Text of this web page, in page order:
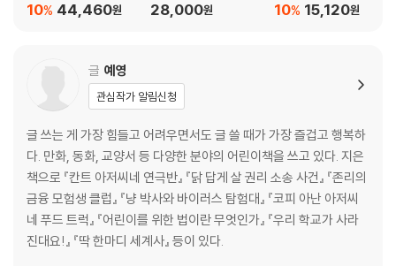
44,460원
10% 28,000원 15,120원
10%
글 예영
관심작가 알림신청
글 쓰는 게 가장 힘들고 어려우면서도 글 쓸 때가 가장 즐겁고 행복하
다. 만화, 동화, 교양서 등 다양한 분야의 어린이책을 쓰고 있다. 지은
책으로 『칸트 아저씨네 연극반』 『닭 답게 살 권리 소송 사건』 『존리의
금융 모험생 클럽』 『냥 박사와 바이러스 탐험대』 『코피 아난 아저씨
네 푸드 트럭』 『어린이를 위한 법이란 무엇인가』 『우리 학교가 사라
진대요!』 『딱 한마디 세계사』 등이 있다.